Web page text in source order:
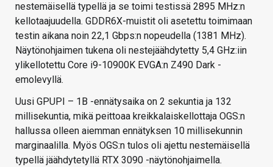
nestemäisellä typellä ja se toimi testissä 2895 MHz:n
kellotaajuudella. GDDR6X-muistit oli asetettu toimimaan
testin aikana noin 22,1 Gbps:n nopeudella (1381 MHz).
Näytönohjaimen tukena oli nestejäähdytetty 5,4 GHz:iin
ylikellotettu Core i9-10900K EVGA:n Z490 Dark -
emolevyllä.
Uusi GPUPI – 1B -ennätysaika on 2 sekuntia ja 132
millisekuntia, mikä peittoaa kreikkalaiskellottaja OGS:n
hallussa olleen aiemman ennätyksen 10 millisekunnin
marginaalilla. Myös OGS:n tulos oli ajettu nestemäisellä
typellä jäähdytetyllä RTX 3090 -näytönohjaimella.